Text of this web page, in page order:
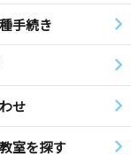
手続き
せ
室を探す